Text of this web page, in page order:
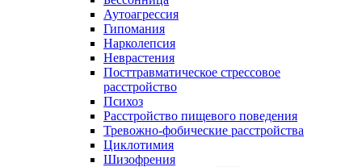
Аутоагрессия
Гипомания
Нарколепсия
Неврастения
Посттравматическое стрессовое
расстройство
Психоз
Расстройство пищевого поведения
Тревожно-фобические расстройства
Циклотимия
Шизофрения